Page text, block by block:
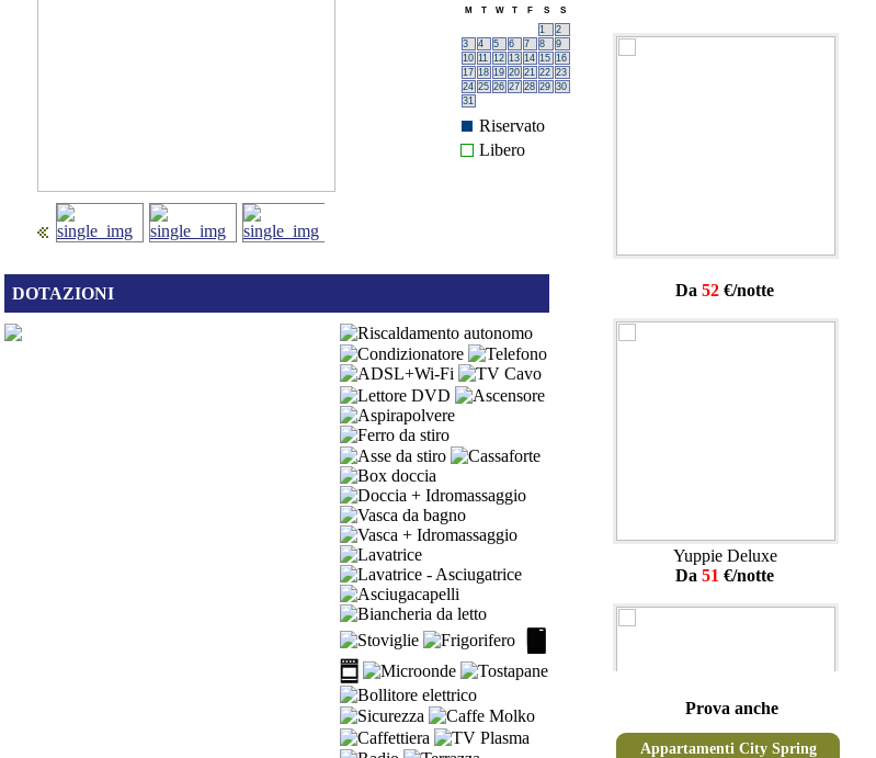
M T W T F S S
1
2
3
4 5 6 7 8
9
10 11 12 13 14 15 16
17 18 19 20 21 22 23
24 25 26 27 28 29 30
31
Riservato
Libero
DOTAZIONI Da 52 €/notte
Yuppie Deluxe
Da 51 €/notte
Prova anche
Appartamenti City Spring